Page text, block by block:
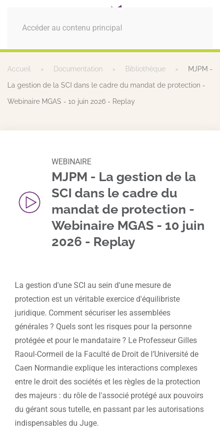
Accéder au contenu principal
MENU
Accueil Documentation Bibliothèque MJPM -
La gestion de la SCI dans le cadre du mandat de protection -
Webinaire MGAS - 10 juin 2026 - Replay
WEBINAIRE
MJPM - La gestion de la
SCI dans le cadre du
mandat de protection -
Webinaire MGAS - 10 juin
2026 - Replay
La gestion d'une SCI au sein d'une mesure de
protection est un véritable exercice d'équilibriste
juridique. Comment sécuriser les assemblées
générales ? Quels sont les risques pour la personne
protégée et pour le mandataire ? Le Professeur Gilles
Raoul-Cormeil de la Faculté de Droit de l’Université de
Caen Normandie explique les interactions complexes
entre le droit des sociétés et les règles de la protection
des majeurs : du rôle de l'associé protégé aux pouvoirs
du gérant sous tutelle, en passant par les autorisations
indispensables du Juge.